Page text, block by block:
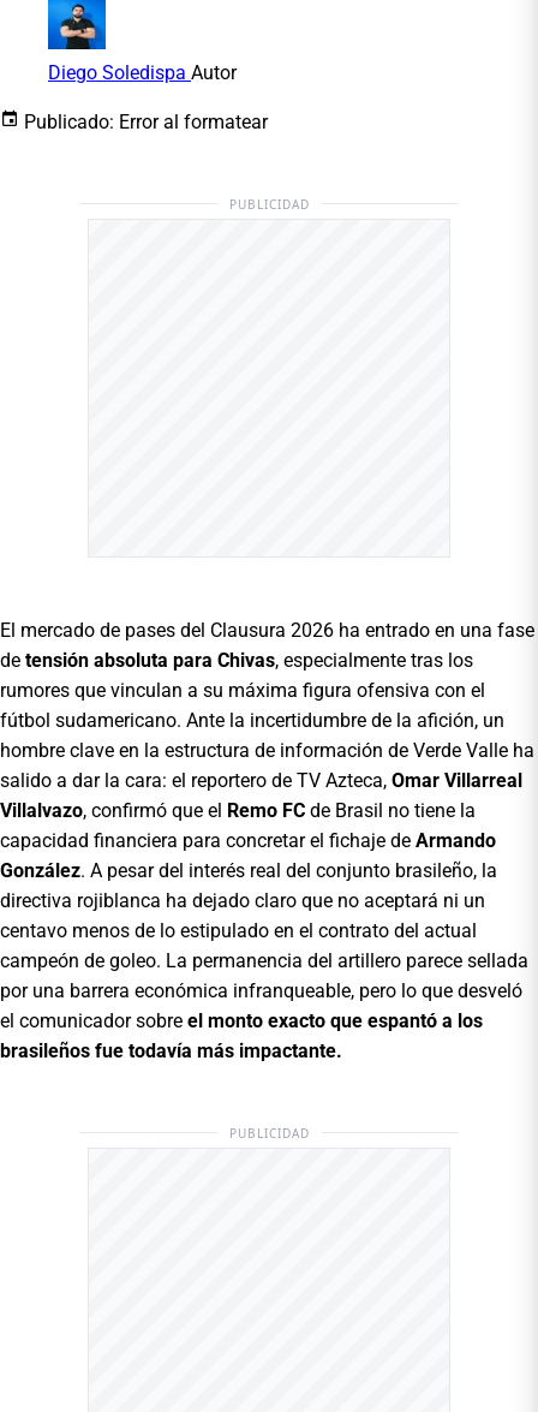
Diego Soledispa Autor
Publicado: Error al formatear
PUBLICIDAD
El mercado de pases del Clausura 2026 ha entrado en una fase
de tensión absoluta para Chivas, especialmente tras los
rumores que vinculan a su máxima figura ofensiva con el
fútbol sudamericano. Ante la incertidumbre de la afición, un
hombre clave en la estructura de información de Verde Valle ha
salido a dar la cara: el reportero de TV Azteca, Omar Villarreal
Villalvazo, confirmó que el Remo FC de Brasil no tiene la
capacidad financiera para concretar el fichaje de Armando
González. A pesar del interés real del conjunto brasileño, la
directiva rojiblanca ha dejado claro que no aceptará ni un
centavo menos de lo estipulado en el contrato del actual
campeón de goleo. La permanencia del artillero parece sellada
por una barrera económica infranqueable, pero lo que desveló
el comunicador sobre el monto exacto que espantó a los
brasileños fue todavía más impactante.
PUBLICIDAD